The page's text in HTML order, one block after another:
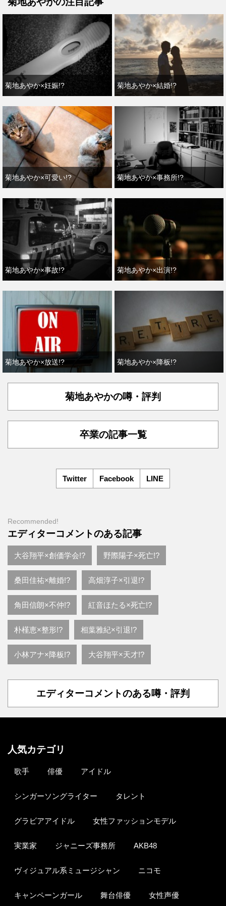
菊地あやか×妊娠!? 菊地あやか×結婚!?
菊地あやか×可愛い!? 菊地あやか×事務所!?
菊地あやか×事故!? 菊地あやか×出演!?
菊地あやか×放送!? 菊地あやか×降板!?
菊地あやかの噂・評判
卒業の記事一覧
Twitter Facebook LINE
Recommended!
エディターコメントのある記事
大谷翔平×創価学会!? 野際陽子×死亡!?
桑田佳祐×離婚!? 高畑淳子×引退!?
角田信朗×不仲!? 紅音ほたる×死亡!?
朴槿恵×整形!? 相葉雅紀×引退!?
小林アナ×降板!? 大谷翔平×天才!?
エディターコメントのある噂・評判
人気カテゴリ
歌手 俳優 アイドル
シンガーソングライター タレント
グラビアアイドル 女性ファッションモデル
実業家 ジャニーズ事務所 AKB48
ヴィジュアル系ミュージシャン ニコモ
キャンペーンガール 舞台俳優 女性声優